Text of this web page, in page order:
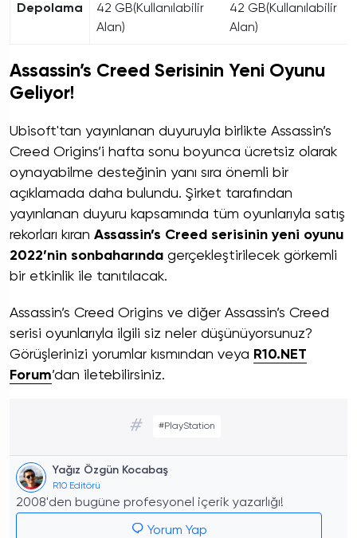
Depolama
42 GB(Kullanılabilir
Alan)
42 GB(Kullanılabilir
Alan)
Assassin’s Creed Serisinin Yeni Oyunu
Geliyor!
Ubisoft'tan yayınlanan duyuruyla birlikte Assassin’s
Creed Origins’i hafta sonu boyunca ücretsiz olarak
oynayabilme desteğinin yanı sıra önemli bir
açıklamada daha bulundu. Şirket tarafından
yayınlanan duyuru kapsamında tüm oyunlarıyla satış
rekorları kıran Assassin’s Creed serisinin yeni oyunu
2022’nin sonbaharında gerçekleştirilecek görkemli
bir etkinlik ile tanıtılacak.
Assassin’s Creed Origins ve diğer Assassin’s Creed
serisi oyunlarıyla ilgili siz neler düşünüyorsunuz?
Görüşlerinizi yorumlar kısmından veya R10.NET
Forum’dan iletebilirsiniz.
# #PlayStation
Yağız Özgün Kocabaş
R10 Editörü
2008'den bugüne profesyonel içerik yazarlığı!
Yorum Yap